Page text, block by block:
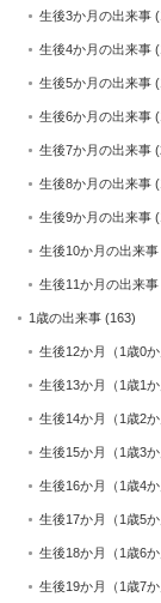
生後3か月の出来事
生後4か月の出来事
生後5か月の出来事
生後6か月の出来事
生後7か月の出来事
生後8か月の出来事
生後9か月の出来事
生後10か月の出来事
生後11か月の出来事
1歳の出来事 (163)
生後12か月（1歳0
生後13か月（1歳1
生後14か月（1歳2
生後15か月（1歳3
生後16か月（1歳4
生後17か月（1歳5
生後18か月（1歳6
生後19か月（1歳7